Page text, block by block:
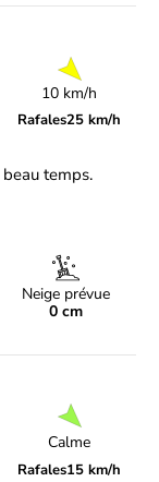
10 km/h
Rafales25 km/h
temps.
Neige prévue
0 cm
Calme
Rafales15 km/h